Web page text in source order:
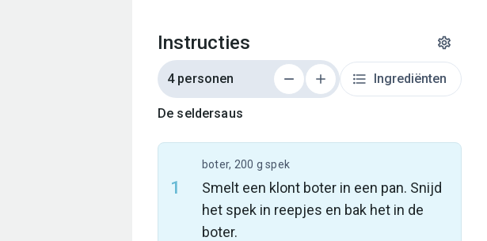
Instructies
4 personen Ingrediënten
De seldersaus
1
Smelt een klont boter in een pan. Snijd
het spek in reepjes en bak het in de
boter.
boter, 200 g spek